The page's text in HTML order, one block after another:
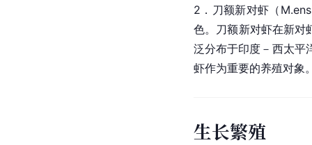
2．刀额新对虾（
色。刀额新对虾在新对
泛分布于印度－西太平
虾作为重要的养殖对象
生长繁殖